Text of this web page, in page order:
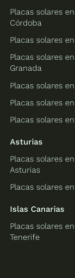
Placas solares en
Córdoba
Placas solares
Placas solares en
Granada
Placas solares
Placas solares
Placas solares
Asturias
Placas solares en
Asturias
Placas solares
Islas Canarias
Placas solares en
Tenerife